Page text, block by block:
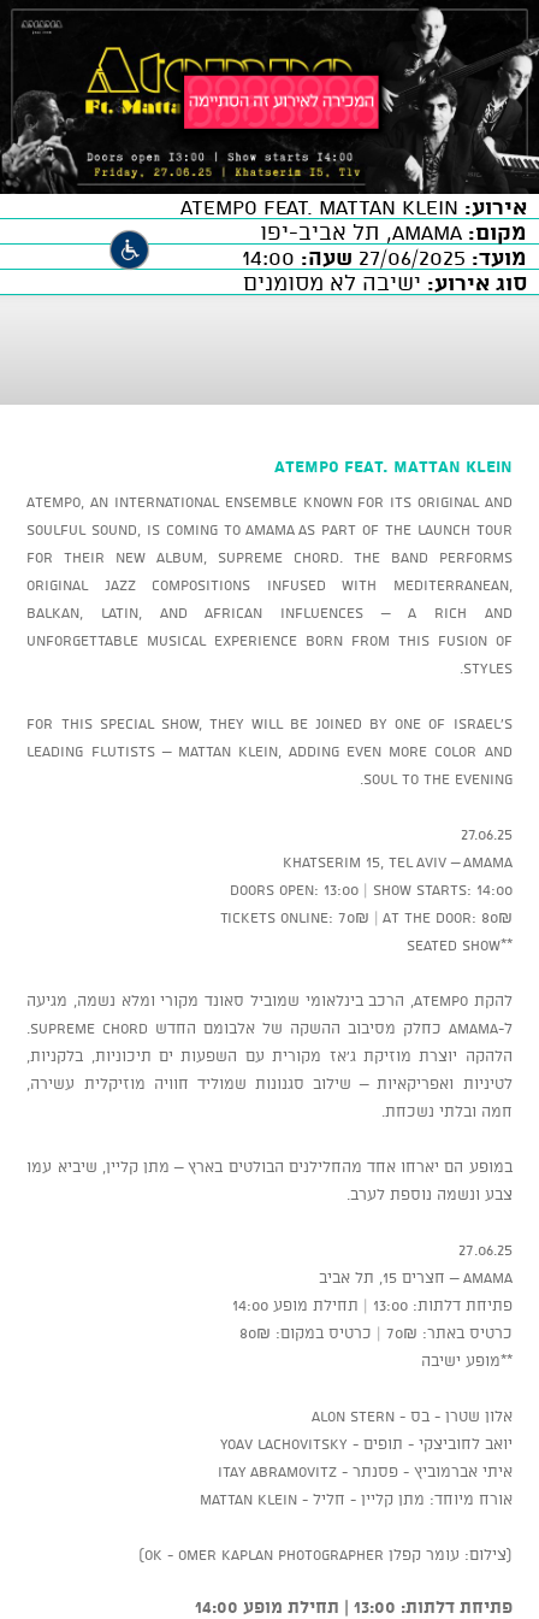
אירוע:
מקום:
מועד:
שעה:
סוג אירוע: ישיבה לא מסומנים
ATEMPO FEAT. MATTAN KLEIN
Atempo, an international ensemble known for its original and
soulful sound, is coming to AMAMA as part of the launch tour
for their new album, SUPREME CHORD. The band performs
original jazz compositions infused with Mediterranean,
Balkan, Latin, and African influences – a rich and
unforgettable musical experience born from this fusion of
styles.
For this special show, they will be joined by one of Israel’s
leading flutists – Mattan Klein, adding even more color and
soul to the evening.
27.06.25
Khatserim 15, Tel Aviv – AMAMA
Doors Open: 13:00 | Show Starts: 14:00
Tickets online: 70₪ | At the door: 80₪
**Seated Show
להקת Atempo, הרכב בינלאומי שמוביל סאונד מקורי ומלא נשמה, מגיעה
הלהקה יוצרת מוזיקת ג’אז מקורית עם השפעות ים תיכוניות, בלקניות,
לטיניות ואפריקאיות – שילוב סגנונות שמוליד חוויה מוזיקלית עשירה,
חמה ובלתי נשכחת.
במופע הם יארחו אחד מהחלילנים הבולטים בארץ – מתן קליין, שיביא עמו
צבע ונשמה נוספת לערב.
27.06.25
AMAMA – חצרים 15, תל אביב
פתיחת דלתות: 13:00 | תחילת מופע 14:00
כרטיס באתר: 70₪ | כרטיס במקום: 80₪
**מופע ישיבה
אלון שטרן - בס - Alon Stern
יואב לחוביצקי - תופים - Yoav Lachovitsky
איתי אברמוביץ - פסנתר - Itay Abramovitz
אורח מיוחד: מתן קליין - חליל - Mattan Klein
(צילום: עומר קפלן OK - Omer Kaplan photographer)
פתיחת דלתות: 13:00 | תחילת מופע 14:00